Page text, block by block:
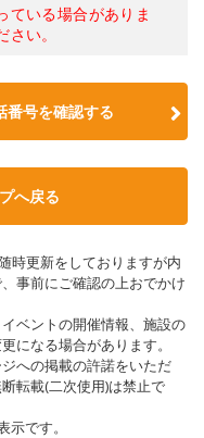
ている場合がありま
い。
番号を確認する
へ戻る
時更新をしておりますが内
事前にご確認の上おでかけ
ベントの開催情報、施設の
になる場合があります。
への掲載の許諾をいただ
転載(二次使用)は禁止で
です。